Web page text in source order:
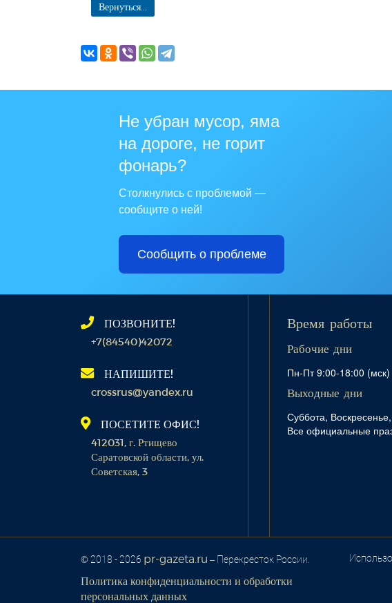
Вернуться...
Не убран мусор, яма
на дороге, не горит
фонарь?
Столкнулись с проблемой —
сообщите о ней!
Сообщить о проблеме
ПОЗВОНИТЕ!
+7(84540)42072
НАПИШИТЕ!
crossrus@yandex.ru
ПОСЕТИТЕ ОФИС!
412031, г. Ртищево
Саратовской области, ул.
Советская, 3
Время работы
Рабочие дни
Пн-Пт 9:00-18:00 (мск)
Выходные дни
Суббота, Воскресенье,
Все официальные
© 2018 - 2026 pr-gazeta.ru – Перекресток России.
Политика конфиденциальности и обработки
персональных данных